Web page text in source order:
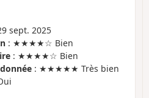
sept. 2025
: ★★★★☆ Bien
: ★★★★☆ Bien
: ★★★★★ Très bien